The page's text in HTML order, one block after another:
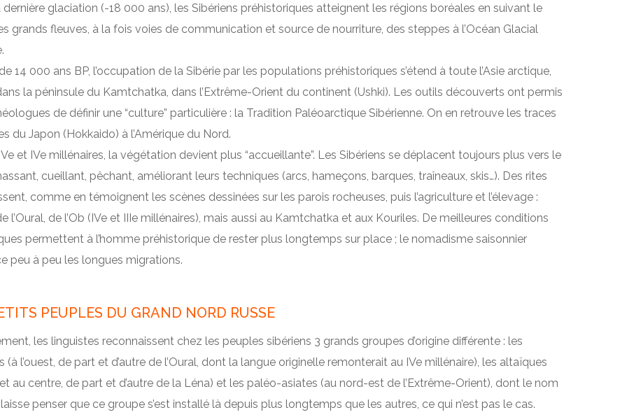
dernière glaciation (-18 000 ans), les Sibériens préhistoriques atteignent les régions boréales en suivant le
grands fleuves, à la fois voies de communication et source de nourriture, des steppes à l’Océan Glacial
14 000 ans BP, l’occupation de la Sibérie par les populations préhistoriques s’étend à toute l’Asie arctique,
la péninsule du Kamtchatka, dans l’Extrême-Orient du continent (Ushki). Les outils découverts ont permis
de définir une “culture” particulière : la Tradition Paléoarctique Sibérienne. On en retrouve les traces
du Japon (Hokkaido) à l’Amérique du Nord.
et IVe millénaires, la végétation devient plus “accueillante”. Les Sibériens se déplacent toujours plus vers le
cueillant, pêchant, améliorant leurs techniques (arcs, hameçons, barques, traîneaux, skis…). Des rites
comme en témoignent les scènes dessinées sur les parois rocheuses, puis l’agriculture et l’élevage :
l’Oural, de l’Ob (IVe et IIIe millénaires), mais aussi au Kamtchatka et aux Kouriles. De meilleures conditions
permettent à l’homme préhistorique de rester plus longtemps sur place ; le nomadisme saisonnier
peu à peu les longues migrations.
PEUPLES DU GRAND NORD RUSSE
les linguistes reconnaissent chez les peuples sibériens 3 grands groupes d’origine différente : les
(à l’ouest, de part et d’autre de l’Oural, dont la langue originelle remonterait au IVe millénaire), les altaïques
au centre, de part et d’autre de la Léna) et les paléo-asiates (au nord-est de l’Extrême-Orient), dont le nom
penser que ce groupe s’est installé là depuis plus longtemps que les autres, ce qui n’est pas le cas.